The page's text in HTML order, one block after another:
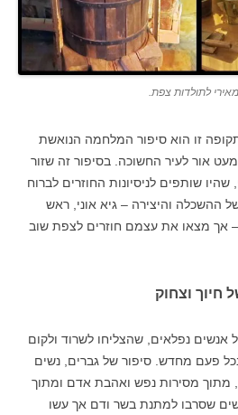
לתולדות צפת.
זו הוא סיפור המלחמה הנואשת
אור לעיר החשוכה. בסיפור זה שזור
שותפים לניסיונות החוזרים לברוח
ההשכלה והיצירה – גיא אוני, ראש
אך מצאו את עצמם חוזרים לצפת שוב
חיוך וצחוק
אנשים נפלאים, שהצליחו לשרוד ולקום
פעם מחדש. סיפור של גברים, נשים
מתוך מסירות נפש ואהבת אדם ומתוך
שסרבו למתנת בשר ודם אך עשו